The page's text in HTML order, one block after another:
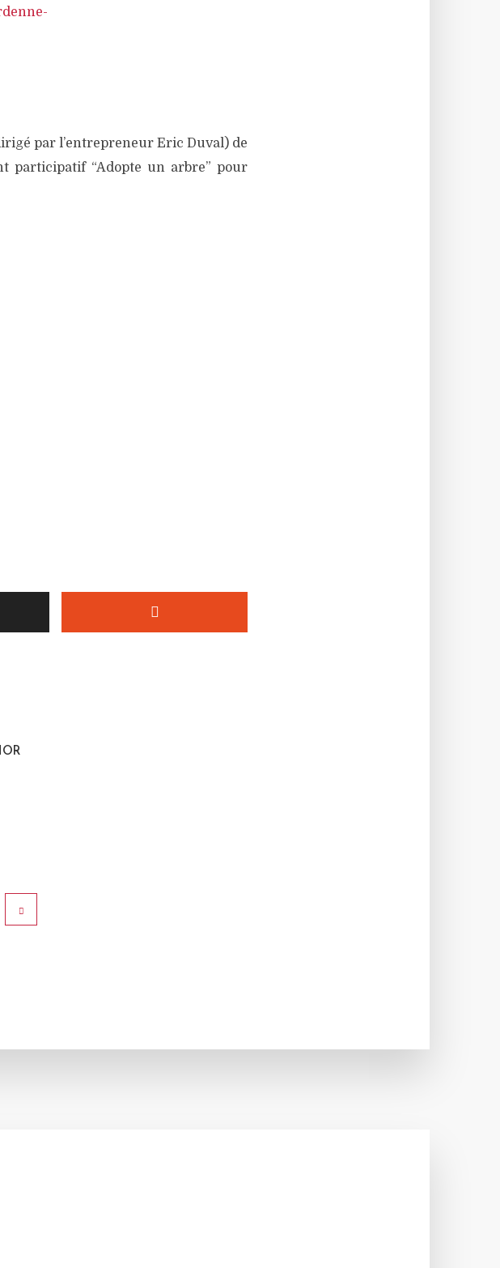
par l’entrepreneur Eric Duval) de
participatif “Adopte un arbre” pour